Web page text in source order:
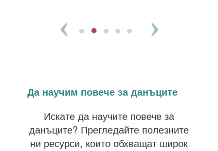
Previous Next
Да научим повече за данъците
Искате да научите повече за
данъците? Прегледайте полезните
ни ресурси, които обхващат широк